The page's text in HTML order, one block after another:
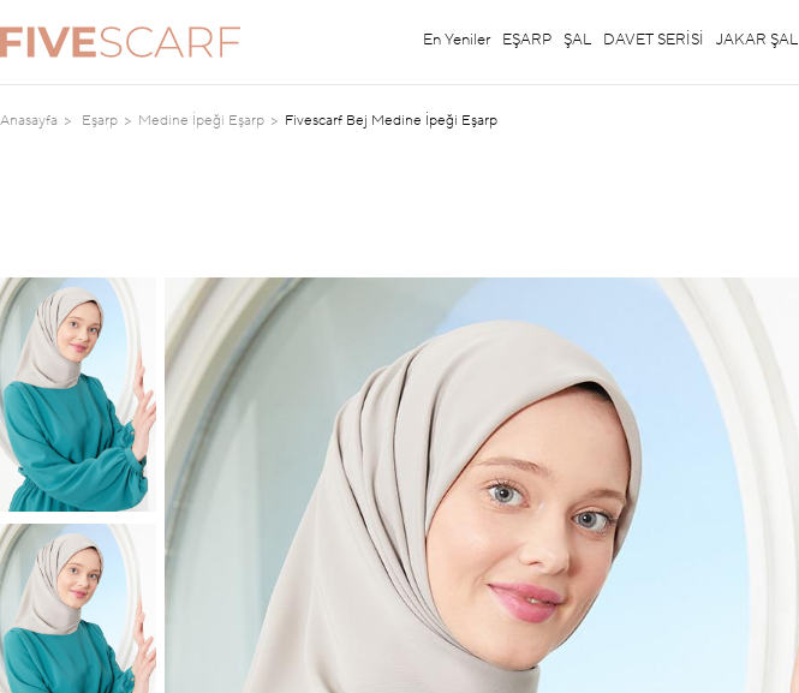
En Yeniler EŞARP ŞAL DAVET SERİSİ JAKAR ŞAL
Anasayfa Eşarp Medine İpeği Eşarp Fivescarf Bej Medine İpeği Eşarp